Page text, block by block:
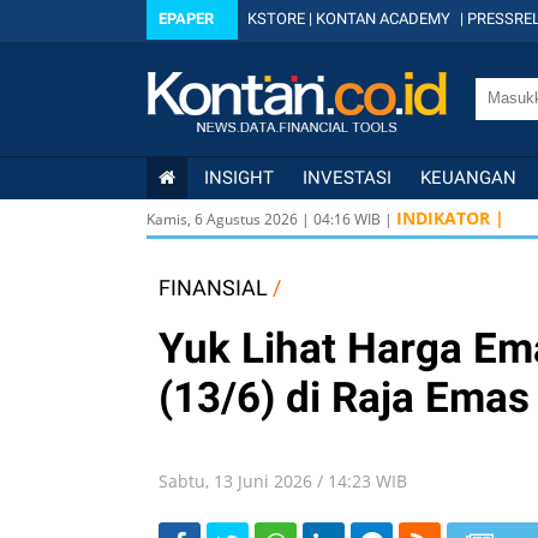
EPAPER KSTORE | KONTAN ACADEMY |
INSIGHT INVESTASI KEUANGAN
Kamis, 6 Agustus 2026 | 04:16WIB | INDIKATOR |
FINANSIAL /
Yuk Lihat Harga
(13/6) di Raja
Sabtu, 13 Juni 2026 / 14:23 WIB